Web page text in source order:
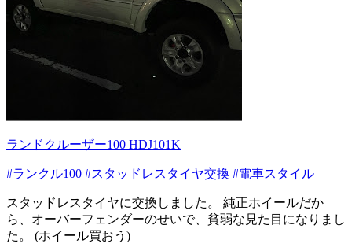
ランドクルーザー100 HDJ101K
#ランクル100 #スタッドレスタイヤ交換 #電車スタイル
スタッドレスタイヤに交換しました。 純正ホイールだか
ら、オーバーフェンダーのせいで、貧弱な見た目になりまし
た。 (ホイール買おう)